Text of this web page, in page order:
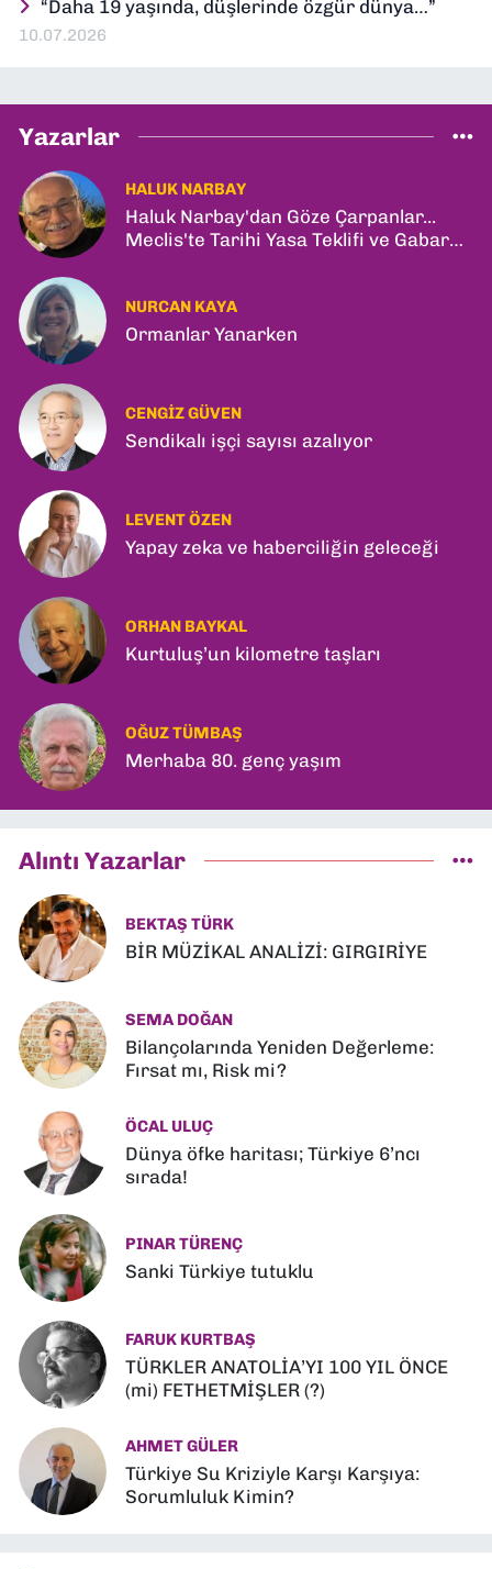
“Daha 19 yaşında, düşlerinde özgür dünya…”
10.07.2026
Yazarlar
HALUK NARBAY
Haluk Narbay'dan Göze Çarpanlar...
Meclis'te Tarihi Yasa Teklifi ve Gabar
NURCAN KAYA
Ormanlar Yanarken
CENGIZ GÜVEN
Sendikalı işçi sayısı azalıyor
LEVENT ÖZEN
Yapay zeka ve haberciliğin geleceği
ORHAN BAYKAL
Kurtuluş’un kilometre taşları
OĞUZ TÜMBAŞ
Merhaba 80. genç yaşım
Alıntı Yazarlar
BEKTAŞ TÜRK
BİR MÜZİKAL ANALİZİ: GIRGIRİYE
SEMA DOĞAN
Bilançolarında Yeniden Değerleme:
Fırsat mı, Risk mi?
ÖCAL ULUÇ
Dünya öfke haritası; Türkiye 6’ncı
sırada!
PINAR TÜRENÇ
Sanki Türkiye tutuklu
FARUK KURTBAŞ
TÜRKLER ANATOLİA’YI 100 YIL ÖNCE
(mi) FETHETMİŞLER (?)
AHMET GÜLER
Türkiye Su Kriziyle Karşı Karşıya:
Sorumluluk Kimin?